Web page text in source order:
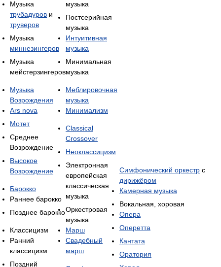
Музыка
трубадуров и
труверов
Музыка
миннезингеров
Музыка
мейстерзингеров
Музыка
Возрождения
Ars nova
Мотет
Среднее
Возрождение
Высокое
Возрождение
Барокко
Раннее барокко
Позднее барокко
Классицизм
Ранний
классицизм
Поздний
музыка
Постсерийная
музыка
Интуитивная
музыка
Минимальная
музыка
Меблировочная
музыка
Минимализм
Classical
Crossover
Неоклассицизм
Электронная
европейская
классическая
музыка
Оркестровая
музыка
Марш
Свадебный
марш
Симфонический оркестр с
дирижёром
Камерная музыка
Вокальная, хоровая
Опера
Оперетта
Кантата
Оратория